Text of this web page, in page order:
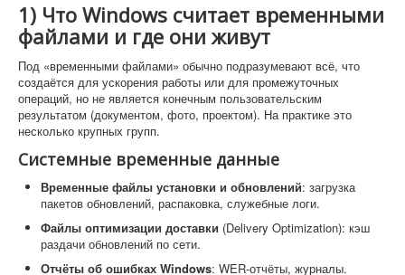
1) Что Windows считает временными
файлами и где они живут
Под «временными файлами» обычно подразумевают всё, что
создаётся для ускорения работы или для промежуточных
операций, но не является конечным пользовательским
результатом (документом, фото, проектом). На практике это
несколько крупных групп.
Системные временные данные
Временные файлы установки и обновлений: загрузка
пакетов обновлений, распаковка, служебные логи.
Файлы оптимизации доставки (Delivery Optimization): кэш
раздачи обновлений по сети.
Отчёты об ошибках Windows: WER-отчёты, журналы.